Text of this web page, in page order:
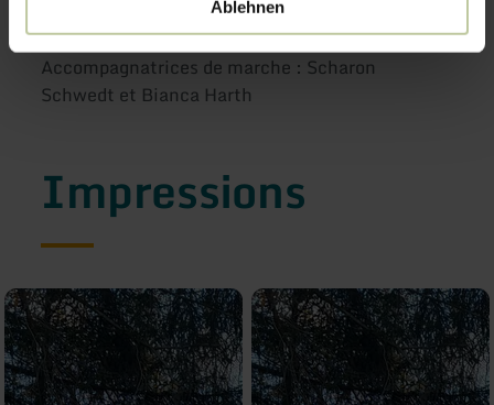
Ablehnen
Accompagnatrices de marche : Scharon
Schwedt et Bianca Harth
Impressions